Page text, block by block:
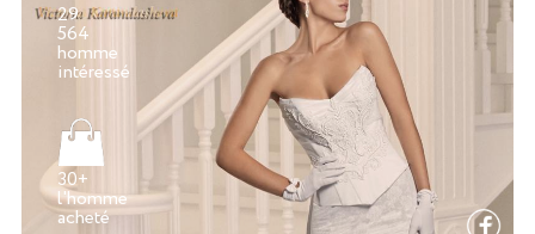
29
564
homme
30+
l'homme
acheté